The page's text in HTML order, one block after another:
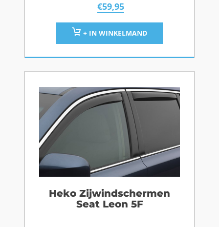
€59,95
+ IN WINKELMAND
Heko Zijwindschermen
Seat Leon 5F